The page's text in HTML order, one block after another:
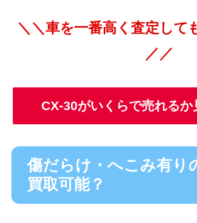
＼＼車を一番高く査定して
／／
CX-30がいくらで売れるか
傷だらけ・へこみ有り
買取可能？